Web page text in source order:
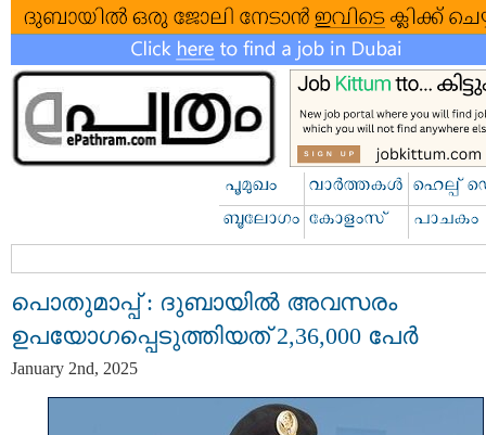
പൊതുമാപ്പ് : ദുബായിൽ അവസരം
ഉപയോഗപ്പെടുത്തിയത് 2,36,000 പേർ
January 2nd, 2025